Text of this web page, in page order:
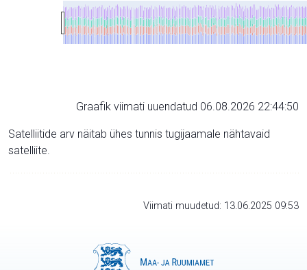
Graafik viimati uuendatud 06.08.2026 22:44:50
Satelliitide arv näitab ühes tunnis tugijaamale nähtavaid
satelliite.
Viimati muudetud: 13.06.2025 09:53